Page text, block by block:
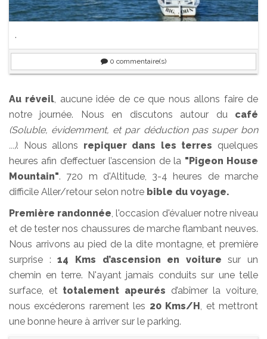
.
0 commentaire(s)
Au réveil, aucune idée de ce que nous allons faire de
notre journée. Nous en discutons autour du café
(Soluble, évidemment, et par déduction pas super bon
...). Nous allons repiquer dans les terres quelques
heures afin d’effectuer l’ascension de la "Pigeon House
Mountain". 720 m d'Altitude, 3-4 heures de marche
difficile Aller/retour selon notre bible du voyage.
Première randonnée, l'occasion d'évaluer notre niveau
et de tester nos chaussures de marche flambant neuves.
Nous arrivons au pied de la dite montagne, et première
surprise : 14 Kms d’ascension en voiture sur un
chemin en terre. N'ayant jamais conduits sur une telle
surface, et totalement apeurés d’abîmer la voiture,
nous excéderons rarement les 20 Kms/H, et mettront
une bonne heure à arriver sur le parking.